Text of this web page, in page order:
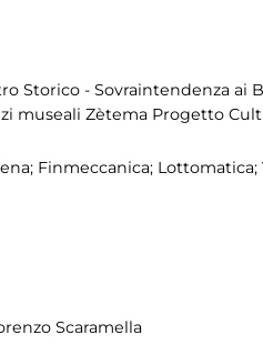
Storico - Sovraintendenza
museali Zètema Progetto
Finmeccanica; Lottomatica;
Scaramella